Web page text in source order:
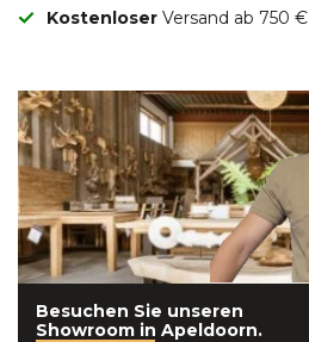
Kostenloser Versand ab 750 €
Besuchen Sie unseren
Showroom in Apeldoorn.